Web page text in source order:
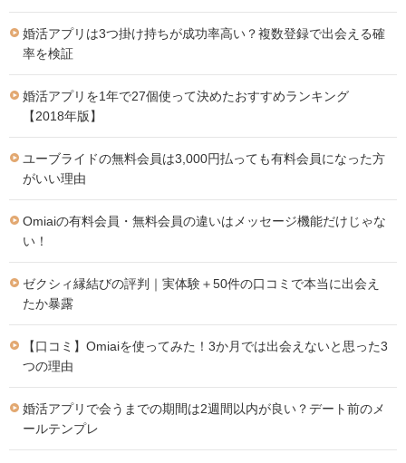
婚活アプリは3つ掛け持ちが成功率高い？複数登録で出会える確
率を検証
婚活アプリを1年で27個使って決めたおすすめランキング
【2018年版】
ユーブライドの無料会員は3,000円払っても有料会員になった方
がいい理由
Omiaiの有料会員・無料会員の違いはメッセージ機能だけじゃな
い！
ゼクシィ縁結びの評判｜実体験＋50件の口コミで本当に出会え
たか暴露
【口コミ】Omiaiを使ってみた！3か月では出会えないと思った3
つの理由
婚活アプリで会うまでの期間は2週間以内が良い？デート前のメ
ールテンプレ